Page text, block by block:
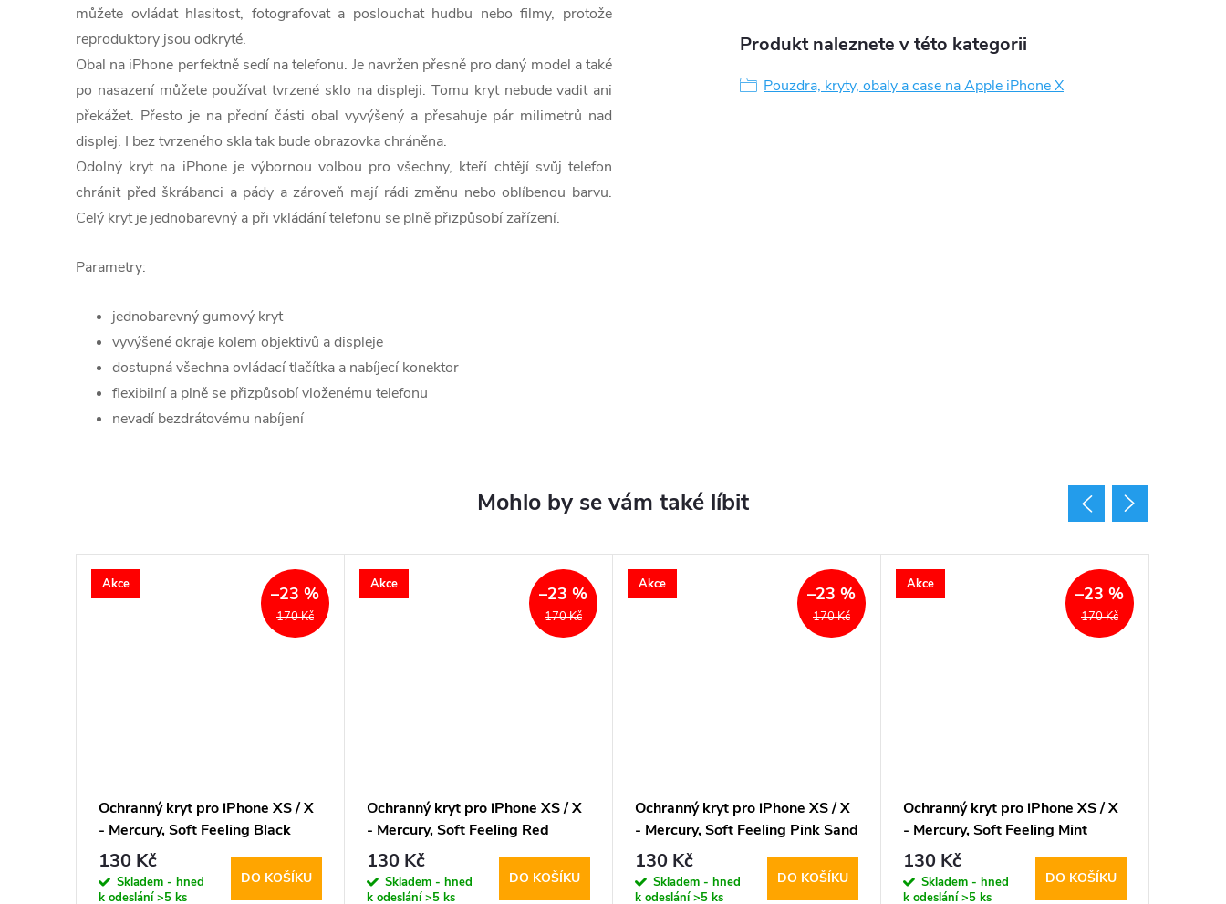
můžete ovládat hlasitost, fotografovat a poslouchat hudbu nebo filmy, protože
reproduktory jsou odkryté.
Obal na iPhone perfektně sedí na telefonu. Je navržen přesně pro daný model a také
po nasazení můžete používat tvrzené sklo na displeji. Tomu kryt nebude vadit ani
překážet. Přesto je na přední části obal vyvýšený a přesahuje pár milimetrů nad
displej. I bez tvrzeného skla tak bude obrazovka chráněna.
Odolný kryt na iPhone je výbornou volbou pro všechny, kteří chtějí svůj telefon
chránit před škrábanci a pády a zároveň mají rádi změnu nebo oblíbenou barvu.
Celý kryt je jednobarevný a při vkládání telefonu se plně přizpůsobí zařízení.
Parametry:
jednobarevný gumový kryt
vyvýšené okraje kolem objektivů a displeje
dostupná všechna ovládací tlačítka a nabíjecí konektor
flexibilní a plně se přizpůsobí vloženému telefonu
nevadí bezdrátovému nabíjení
Produkt naleznete v této kategorii
Pouzdra, kryty, obaly a case na Apple iPhone X
Akce
170 Kč
–23 %
Ochranný kryt pro iPhone XS / X
- Mercury, Soft Feeling Black
130 Kč
Skladem - hned
k odeslání>5 ks
DO KOŠÍKU
Akce
170 Kč
–23 %
Ochranný kryt pro iPhone XS / X
- Mercury, Soft Feeling Red
130 Kč
Skladem - hned
k odeslání>5 ks
DO KOŠÍKU
Akce
170 Kč
–23 %
Ochranný kryt pro iPhone XS / X
- Mercury, Soft Feeling Pink Sand
130 Kč
Skladem - hned
k odeslání>5 ks
DO KOŠÍKU
Akce
170 Kč
–23 %
Ochranný kryt pro iPhone XS / X
- Mercury, Soft Feeling Mint
130 Kč
Skladem - hned
k odeslání>5 ks
DO KOŠÍKU